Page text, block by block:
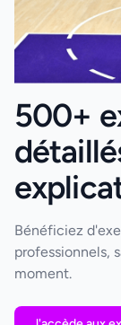
500+
Bénéficiez
professionnels,
moment.